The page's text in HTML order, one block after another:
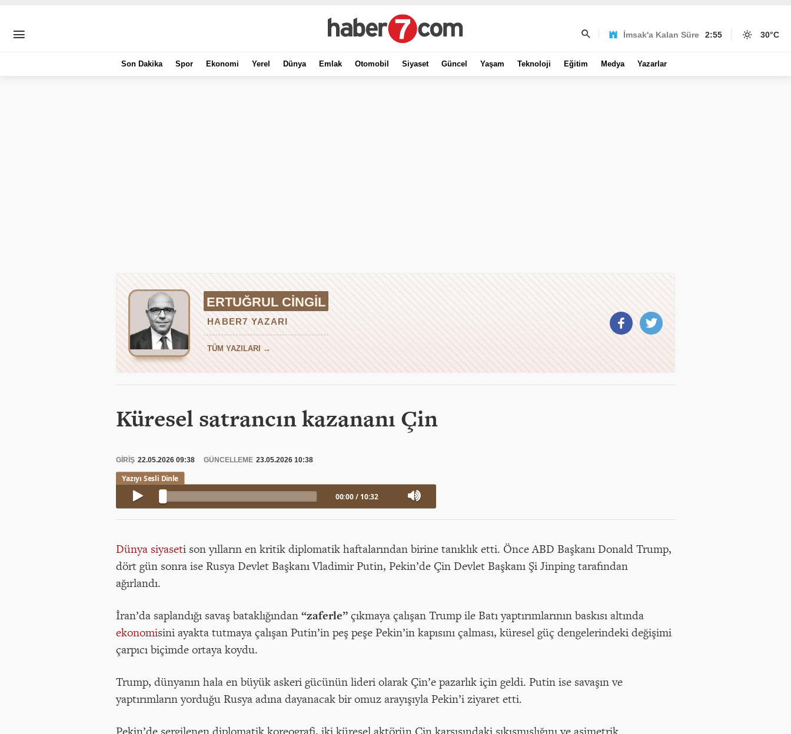
İmsak'a Kalan Süre 2:55 30°C
Son Dakika Spor Ekonomi Yerel Dünya Emlak Otomobil Siyaset Güncel Yaşam Teknoloji Eğitim Medya Yazarlar
ERTUĞRUL CINGIL
HABER7 YAZARI
TÜM YAZILARI →
Küresel satrancın kazananı Çin
GİRİŞ 22.05.2026 09:38 GÜNCELLEME 23.05.2026 10:38
00:00 / 10:32
Dünya siyaseti son yılların en kritik diplomatik haftalarından birine tanıklık etti. Önce ABD Başkanı Donald Trump,
dört gün sonra ise Rusya Devlet Başkanı Vladimir Putin, Pekin’de Çin Devlet Başkanı Şi Jinping tarafından
ağırlandı.
İran’da saplandığı savaş bataklığından“zaferle”çıkmaya çalışan Trump ile Batı yaptırımlarının baskısı altında
ekonomisini ayakta tutmaya çalışan Putin’in peş peşe Pekin’in kapısını çalması, küresel güç dengelerindeki değişimi
çarpıcı biçimde ortaya koydu.
Trump, dünyanın hala en büyük askeri gücünün lideri olarak Çin’e pazarlık için geldi. Putin ise savaşın ve
yaptırımların yorduğu Rusya adına dayanacak bir omuz arayışıyla Pekin’i ziyaret etti.